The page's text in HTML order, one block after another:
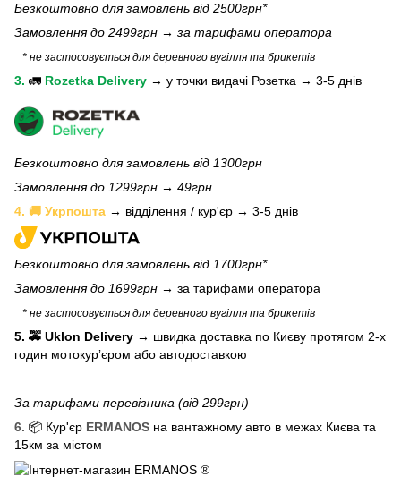
Безкоштовно для замовлень від 2500грн*
Замовлення до 2499грн → за тарифами оператора
* не застосовується для деревного вугілля та брикетів
3. 🚛 Rozetka Delivery → у точки видачі Розетка → 3-5 днів
Безкоштовно для замовлень від 1300грн
Замовлення до 1299грн → 49грн
4. 🚚 Укрпошта → відділення / кур'єр → 3-5 днів
Безкоштовно для замовлень від 1700грн*
Замовлення до 1699грн → за тарифами оператора
* не застосовується для деревного вугілля та брикетів
5. 🚕 Uklon Delivery → швидка доставка по Києву протягом 2-х
годин мотокурʼєром або автодоставкою
За тарифами перевізника (від 299грн)
6. 📦 Кур'єр ERMANOS на вантажному авто в межах Києва та
15км за містом